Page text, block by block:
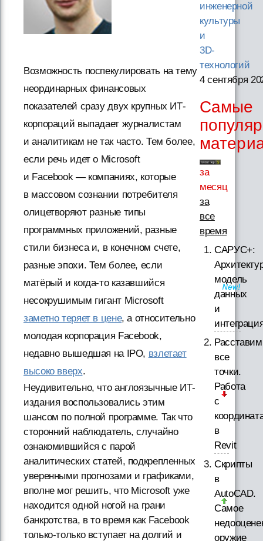
Возможность поспекулировать на тему
неординарных финансовых
показателей сразу двух крупных ИТ-
корпораций выпадает журналистам
и аналитикам не так часто. Тем более,
если речь идет о Microsoft
и Facebook — компаниях, которые
в массовом сознании потребителя
олицетворяют разные типы
программных приложений, разные
стили бизнеса и, в конечном счете,
разные эпохи. Тем более, если
матёрый и когда-то казавшийся
несокрушимым гигант Microsoft
заметно теряет в цене, а относительно
молодая корпорация Facebook,
недавно вышедшая на IPO, взлетает
высоко вверх.
Неудивительно, что англоязычные ИТ-
издания воспользовались этим
шансом по полной программе. Так что
сторонний наблюдатель, случайно
ознакомившийся с парой
аналитических статей, подкрепленных
уверенными прогнозами и графиками,
вполне мог решить, что Microsoft уже
находится одной ногой на грани
банкротства, в то время как Facebook
только-только вступает на долгий и
инженерной
культуры
и
3D-
технологий
4 сентября
Самые
за
месяц
за
все
время
САРУС+:
модель
данных
и
Расставим
все
точки.
Работа
с
в
Revit
Скрипты
в
AutoCAD.
Самое
оружие